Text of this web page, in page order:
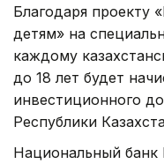
Благодаря
детям» на
каждому
до 18 лет будет
инвестиционного
Республики
Национальный банк